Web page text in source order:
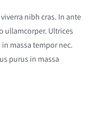
nibh cras. In ante
ullamcorper. Ultrices
massa tempor nec.
purus in massa